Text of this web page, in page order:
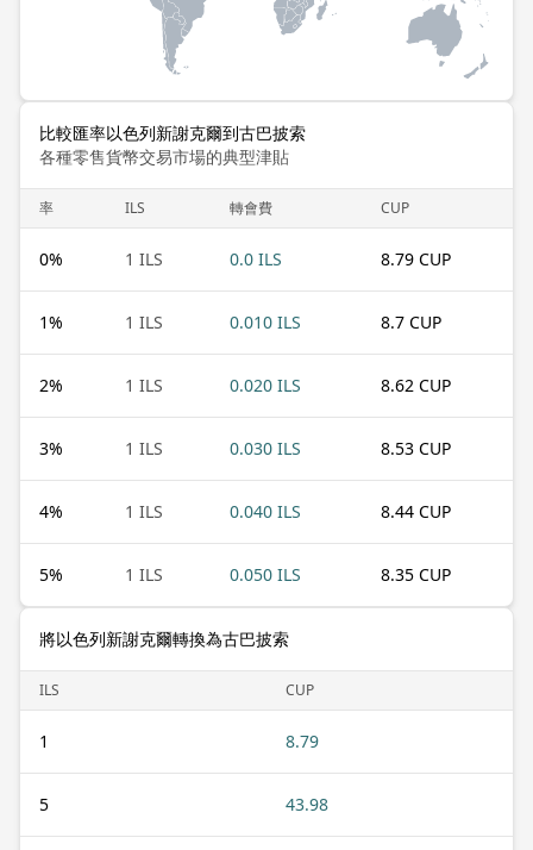
比較匯率以色列新謝克爾到古巴披索
各種零售貨幣交易市場的典型津貼
率 ILS 轉會費 CUP
0% 1 ILS 0.0 ILS 8.79 CUP
1% 1 ILS 0.010 ILS 8.7 CUP
2% 1 ILS 0.020 ILS 8.62 CUP
3% 1 ILS 0.030 ILS 8.53 CUP
4% 1 ILS 0.040 ILS 8.44 CUP
5% 1 ILS 0.050 ILS 8.35 CUP
將以色列新謝克爾轉換為古巴披索
ILS CUP
1 8.79
5 43.98